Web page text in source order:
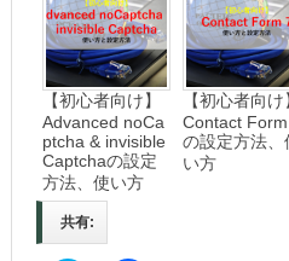
【初心者向け】
Advanced noCa
ptcha & invisible
Captchaの設定
方法、使い方
【初心者向け
Contact
の設定方法、
い方
共有: